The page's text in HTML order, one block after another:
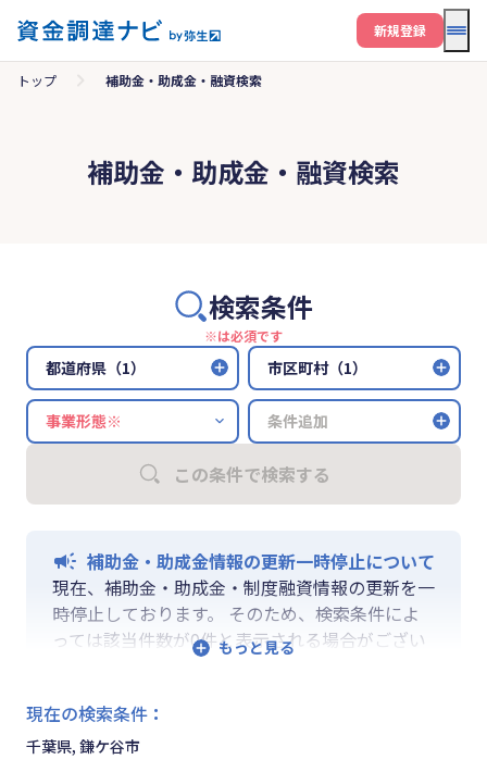
メ
新規登録
トップ 補助金・助成金・融資検索
補助金・助成金・融資検索
検索条件
※は必須です
都道府県（1） 市区町村（1）
条件追加
この条件で検索する
補助金・助成金情報の更新一時停止について
現在、補助金・助成金・制度融資情報の更新を一
時停止しております。 そのため、検索条件によ
っては該当件数が0件と表示される場合がござい
ます。 ご迷惑をおかけしますが、更新再開まで
なお、融資情報、ならびに「学ぶ」「作る」「相
談する」の各機能は通常通りご利用いただけま
現在の検索条件 ：
千葉県, 鎌ケ谷市